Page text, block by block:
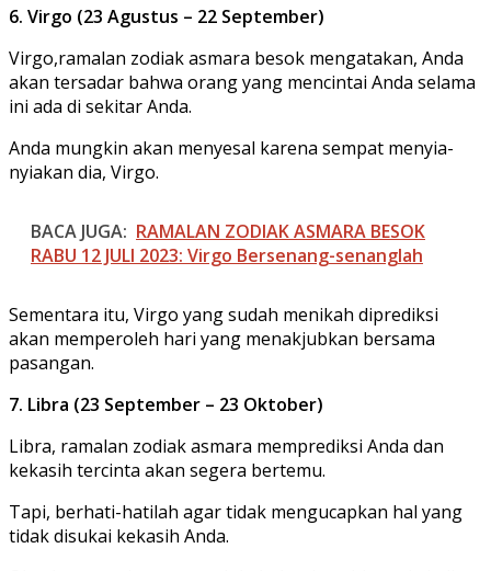
6. Virgo (23 Agustus – 22 September)
Virgo,ramalan zodiak asmara besok mengatakan, Anda
akan tersadar bahwa orang yang mencintai Anda selama
ini ada di sekitar Anda.
Anda mungkin akan menyesal karena sempat menyia-
nyiakan dia, Virgo.
BACA JUGA: RAMALAN ZODIAK ASMARA BESOK
RABU 12 JULI 2023: Virgo Bersenang-senanglah
Sementara itu, Virgo yang sudah menikah diprediksi
akan memperoleh hari yang menakjubkan bersama
pasangan.
7. Libra (23 September – 23 Oktober)
Libra, ramalan zodiak asmara memprediksi Anda dan
kekasih tercinta akan segera bertemu.
Tapi, berhati-hatilah agar tidak mengucapkan hal yang
tidak disukai kekasih Anda.